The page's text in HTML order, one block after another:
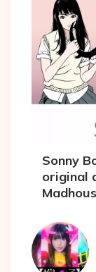
Sonny
original